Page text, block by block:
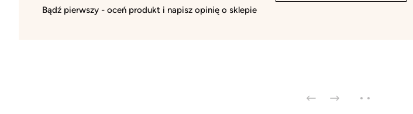
Bądź pierwszy - oceń produkt i napisz opinię o sklepie